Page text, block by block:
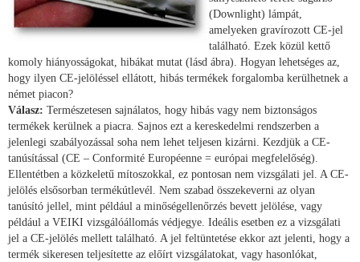
(Downlight) lámpát,
amelyeken gravírozott CE-jel
található. Ezek közül kettő
komoly hiányosságokat, hibákat mutat (lásd ábra). Hogyan lehetséges az,
hogy ilyen CE-jelöléssel ellátott, hibás termékek forgalomba kerülhetnek a
német piacon?
Válasz: Természetesen sajnálatos, hogy hibás vagy nem biztonságos
termékek kerülnek a piacra. Sajnos ezt a kereskedelmi rendszerben a
jelenlegi szabályozással soha nem lehet teljesen kizárni. Kezdjük a CE-
tanúsítással (CE – Conformité Européenne = európai megfelelőség).
Ellentétben a közkeletű mítoszokkal, ez pontosan nem vizsgálati jel. A CE-
jelölés elsősorban termékútlevél. Nem szabad összekeverni az olyan
tanúsító jellel, mint például a minőségellenőrzés bevett jelölése, vagy
például a VEIKI vizsgálóállomás védjegye. Ideális esetben ez a vizsgálati
jel a CE-jelölés mellett található. A jel feltüntetése ekkor azt jelenti, hogy a
termék sikeresen teljesítette az előírt vizsgálatokat, vagy hasonlókat,